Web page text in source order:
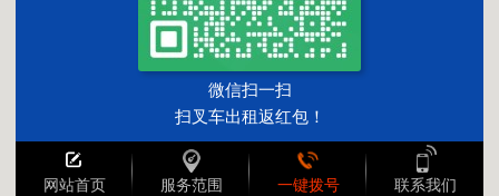
网站首页 服务范围 一键拨号 联系我们
微信扫一扫
扫叉车出租返红包！